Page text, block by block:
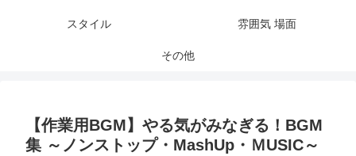
スタイル 雰囲気 場面
その他
【作業用BGM】やる気がみなぎる！BGM
集 ～ノンストップ・MashUp・ＭUSIC～